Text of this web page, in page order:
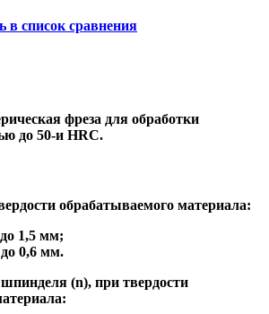
в список сравнения
фреза для обработки
до 50-и HRC.
обрабатываемого материала:
1,5 мм;
0,6 мм.
(n), при твердости